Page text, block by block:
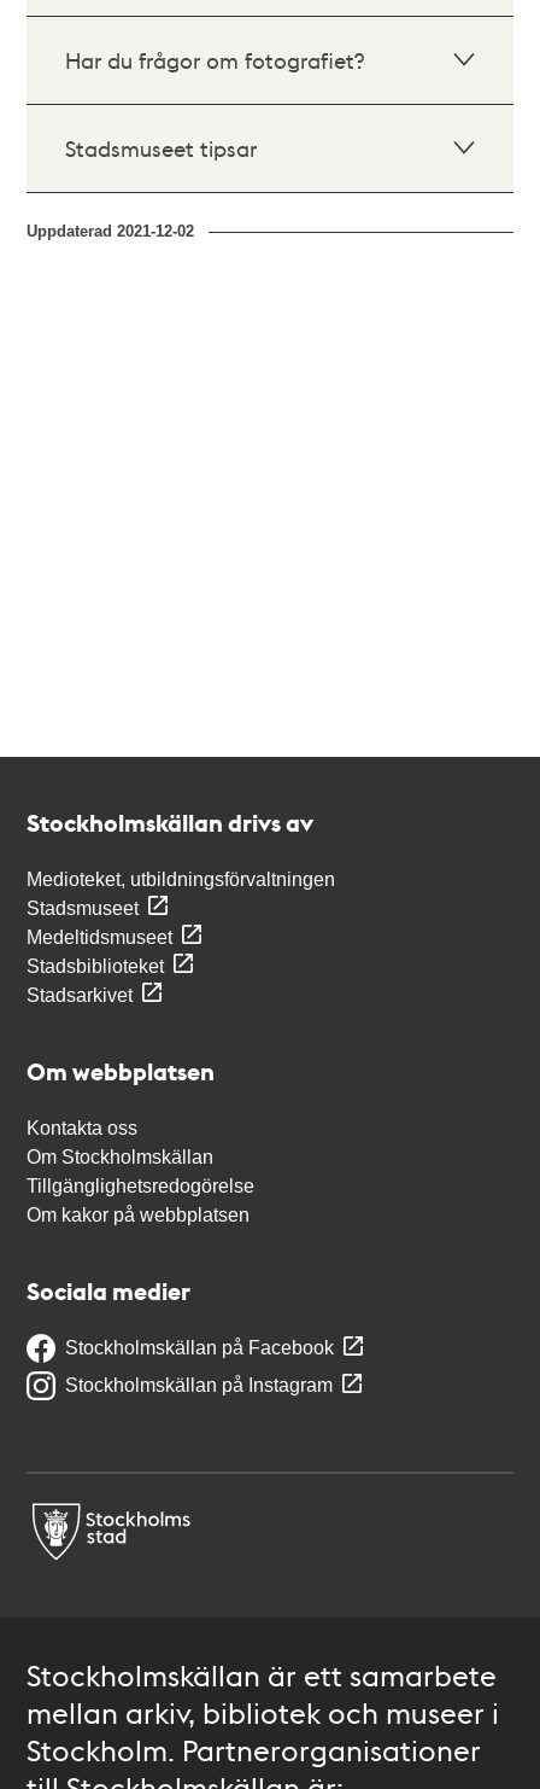
Har du frågor om fotografiet?
Stadsmuseet tipsar
Uppdaterad2021-12-02
Stockholmskällan drivs av
Medioteket, utbildningsförvaltningen
Stadsmuseet
Medeltidsmuseet
Stadsbiblioteket
Stadsarkivet
Om webbplatsen
Kontakta oss
Om Stockholmskällan
Tillgänglighetsredogörelse
Om kakor på webbplatsen
Sociala medier
Stockholmskällan på Facebook
Stockholmskällan på Instagram
Stockholmskällan är ett samarbete
mellan arkiv, bibliotek och museer i
Stockholm. Partnerorganisationer